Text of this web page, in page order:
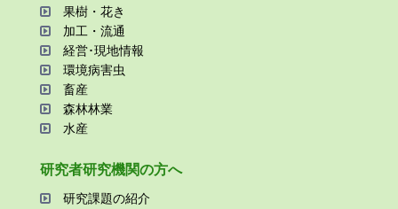
果樹・花き
加⼯・流通
経営･現地情報
環境病害⾍
畜産
森林林業
⽔産
研究者研究機関の⽅へ
研究課題の紹介